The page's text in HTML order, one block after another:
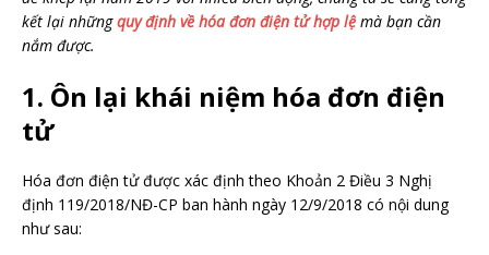
kết lại nhữngquy định về hóa đơn điện tử hợp lệ mà bạn cần
nắm được.
1. Ôn lại khái niệm hóa đơn điện
tử
Hóa đơn điện tử được xác định theo Khoản 2 Điều 3 Nghị
định 119/2018/NĐ-CP ban hành ngày 12/9/2018 có nội dung
như sau: